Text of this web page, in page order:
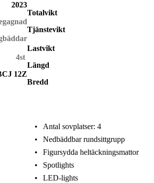
2023
4st
12Z
Totalvikt
Tjänstevikt
Lastvikt
Längd
Bredd
Antal sovplatser: 4
Nedbäddbar rundsittgrupp
Figursydda heltäckningsmattor
Spotlights
LED-lights